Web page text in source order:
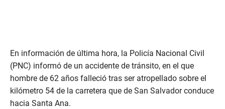
En información de última hora, la Policía Nacional Civil
(PNC) informó de un accidente de tránsito, en el que
hombre de 62 años falleció tras ser atropellado sobre el
kilómetro 54 de la carretera que de San Salvador conduce
hacia Santa Ana.